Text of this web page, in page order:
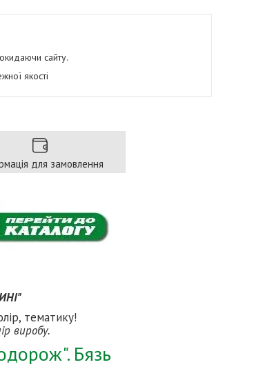
сайту.
якості
для замовлення
тематику!
виробу.
Бязь